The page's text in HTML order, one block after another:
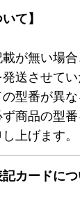
て】
が無い場
送させて
型番が異
商品の型
上げます。
カードにつ